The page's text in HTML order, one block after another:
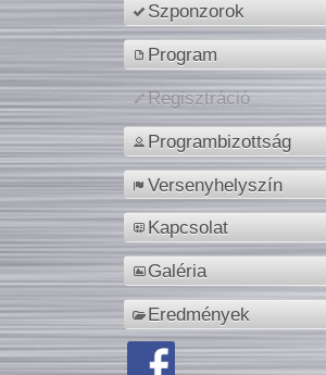
Szponzorok
Program
Regisztráció
Programbizottság
Versenyhelyszín
Kapcsolat
Galéria
Eredmények